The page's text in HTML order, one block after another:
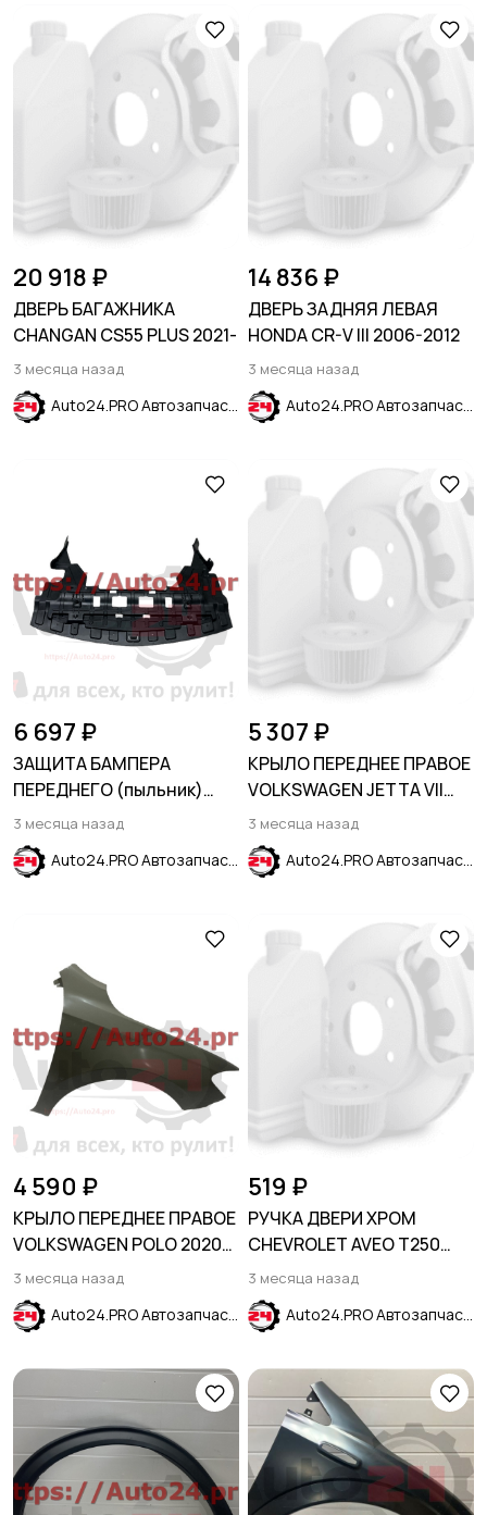
20 918 ₽
ДВЕРЬ БАГАЖНИКА
CHANGAN CS55 PLUS 2021-
3 месяца назад
Auto24.PRO Автозапчасти
14 836 ₽
ДВЕРЬ ЗАДНЯЯ ЛЕВАЯ
HONDA CR-V III 2006-2012
3 месяца назад
Auto24.PRO Автозапчасти
6 697 ₽
ЗАЩИТА БАМПЕРА
ПЕРЕДНЕГО (пыльник)
CHEVROLET TRAX 2017-
3 месяца назад
Auto24.PRO Автозапчасти
5 307 ₽
КРЫЛО ПЕРЕДНЕЕ ПРАВОЕ
VOLKSWAGEN JETTA VII
2018-
3 месяца назад
Auto24.PRO Автозапчасти
4 590 ₽
КРЫЛО ПЕРЕДНЕЕ ПРАВОЕ
VOLKSWAGEN POLO 2020-
SDN
3 месяца назад
Auto24.PRO Автозапчасти
519 ₽
РУЧКА ДВЕРИ ХРОМ
CHEVROLET AVEO T250
2006-2012
3 месяца назад
Auto24.PRO Автозапчасти